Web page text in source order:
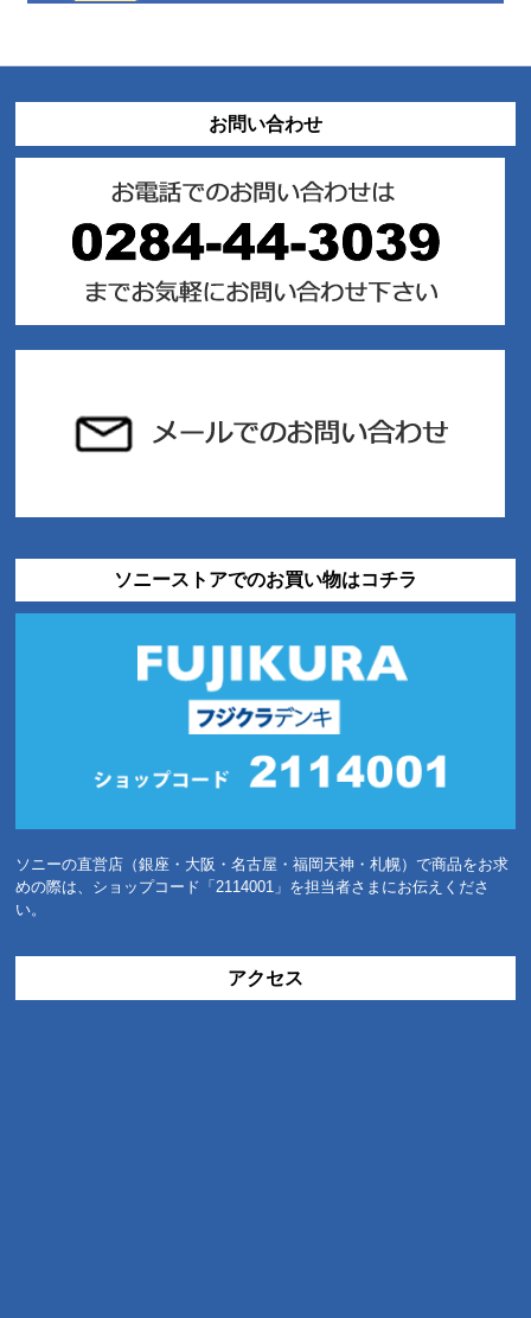
お問い合わせ
ソニーストアでのお買い物はコチラ
ソニーの直営店（銀座・大阪・名古屋・福岡天神・札幌）で商品をお求
めの際は、ショップコード「2114001」を担当者さまにお伝えくださ
い。
アクセス